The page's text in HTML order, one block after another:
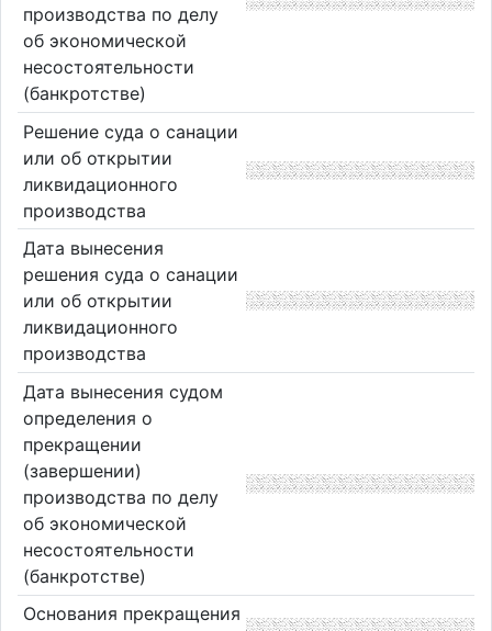
производства по делу
об экономической
несостоятельности
(банкротстве)
Решение суда о санации
или об открытии
ликвидационного
производства
Дата вынесения
решения суда о санации
или об открытии
ликвидационного
производства
Дата вынесения судом
определения о
прекращении
(завершении)
производства по делу
об экономической
несостоятельности
(банкротстве)
Основания прекращения